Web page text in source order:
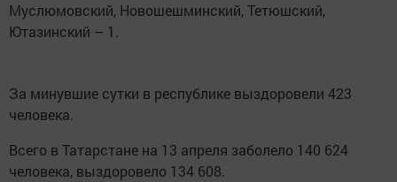
Муслюмовский, Новошешминский, Тетюшский,
Ютазинский – 1.
За минувшие сутки в республике выздоровели 423
человека.
Всего в Татарстане на 13 апреля заболело 140 624
человека, выздоровело 134 608.